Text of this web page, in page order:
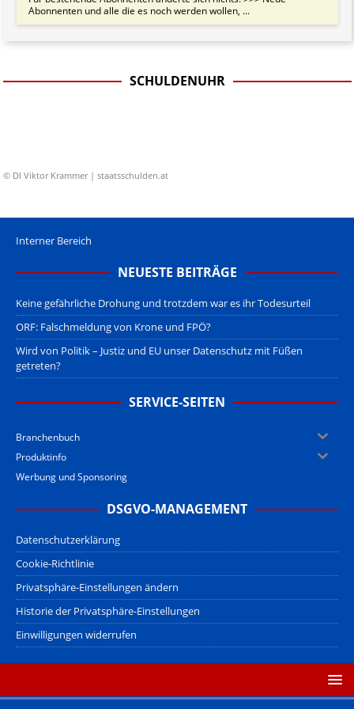
Abonnenten und alle die es noch werden wollen, ...
SCHULDENUHR
© DI Viktor Krammer | staatsschulden.at
Interner Bereich
NEUESTE BEITRÄGE
Keine gefährliche Drohung und trotzdem war es ihr Todesurteil
ORF: Falschmeldung von Krone und FPÖ?
Wird von Politik – Justiz und EU unser Datenschutz mit Füßen
getreten?
SERVICE-SEITEN
Branchenbuch
Produktinfo
Werbung und Sponsoring
DSGVO-MANAGEMENT
Datenschutzerklärung
Cookie-Richtlinie
Privatsphäre-Einstellungen ändern
Historie der Privatsphäre-Einstellungen
Einwilligungen widerrufen